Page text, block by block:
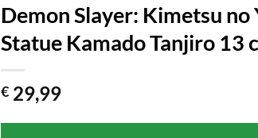
Demon Slayer: Kimetsu
Statue Kamado Tanjiro 13
€ 29,99